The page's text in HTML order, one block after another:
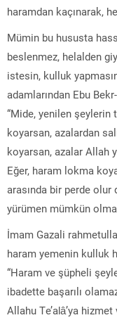
haramdan kaçınarak,
Mümin bu hususta
beslenmez, helalden
istesin, kulluk
adamlarından Ebu
“Mide, yenilen şeylerin
koyarsan, azalardan
koyarsan, azalar Allah
Eğer, haram lokma
arasında bir perde
yürümen mümkün
İmam Gazali
haram yemenin kulluk
“Haram ve şüpheli
ibadette başarılı
Allahu Te’alâ’ya